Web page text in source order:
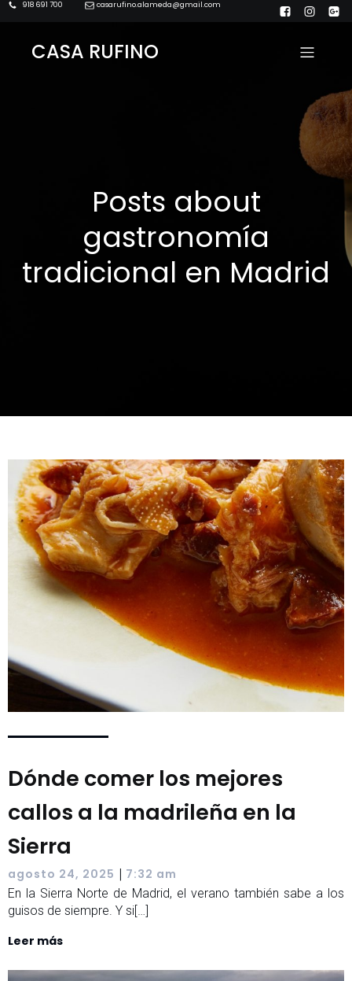
918 691 700 casarufino.alameda@gmail.com
CASA RUFINO
Posts about
gastronomía
tradicional en Madrid
Dónde comer los mejores
callos a la madrileña en la
Sierra
agosto 24, 2025 | 7:32 am
En la Sierra Norte de Madrid, el verano también sabe a los
guisos de siempre. Y si[…]
Leer más